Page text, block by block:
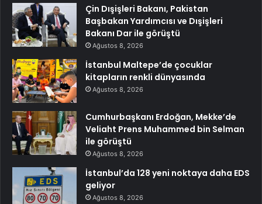
Çin Dışişleri Bakanı, Pakistan
Başbakan Yardımcısı ve Dışişleri
Bakanı Dar ile görüştü
Ağustos 8, 2026
İstanbul Maltepe’de çocuklar
kitapların renkli dünyasında
Ağustos 8, 2026
Cumhurbaşkanı Erdoğan, Mekke’de
Veliaht Prens Muhammed bin Selman
ile görüştü
Ağustos 8, 2026
İstanbul’da 128 yeni noktaya daha EDS
geliyor
Ağustos 8, 2026